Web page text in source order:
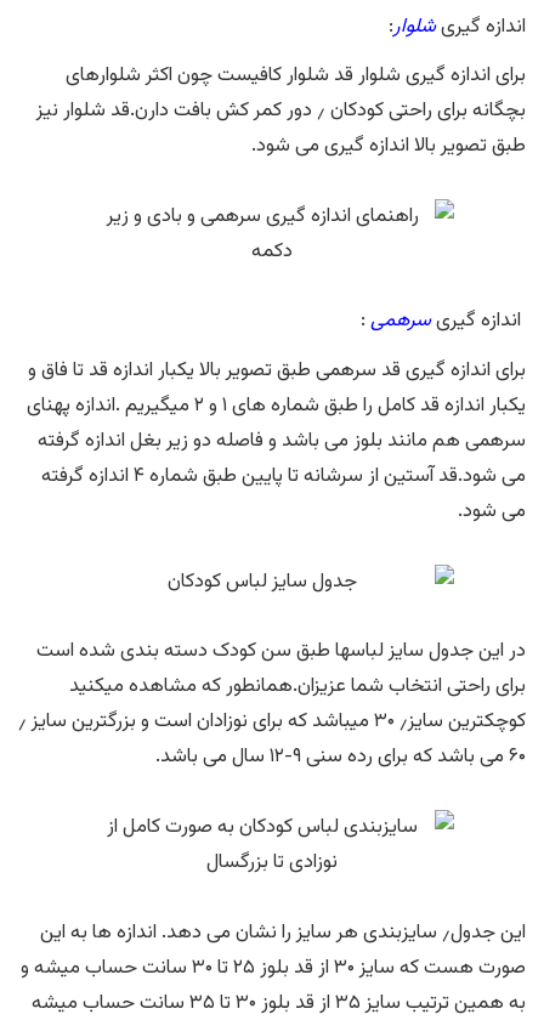
اندازه گیریشلوار:
برای اندازه گیری شلوار قد شلوار کافیست چون اکثر شلوارهای
بچگانه برای راحتی کودکان ٫ دور کمر کش بافت دارن.قد شلوار نیز
طبق تصویر بالا اندازه گیری می شود.
اندازه گیریسرهمی :
برای اندازه گیری قد سرهمی طبق تصویر بالا یکبار اندازه قد تا فاق و
یکبار اندازه قد کامل را طبق شماره های ۱ و ۲ میگیریم .اندازه پهنای
سرهمی هم مانند بلوز می باشد و فاصله دو زیر بغل اندازه گرفته
می شود.قد آستین از سرشانه تا پایین طبق شماره ۴ اندازه گرفته
می شود.
در این جدول سایز لباسها طبق سن کودک دسته بندی شده است
برای راحتی انتخاب شما عزیزان.همانطور که مشاهده میکنید
کوچکترین سایز٫ ۳۰ میباشد که برای نوزادان است و بزرگترین سایز ٫
۶۰ می باشد که برای رده سنی ۹-۱۲ سال می باشد.
این جدول٫ سایزبندی هر سایز را نشان می دهد. اندازه ها به این
صورت هست که سایز ۳۰ از قد بلوز ۲۵ تا ۳۰ سانت حساب میشه و
به همین ترتیب سایز ۳۵ از قد بلوز ۳۰ تا ۳۵ سانت حساب میشه